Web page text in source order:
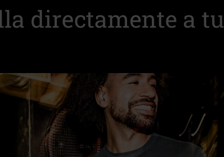
directamente a tu